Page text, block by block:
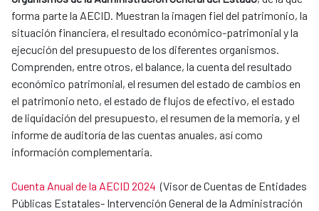
forma parte la AECID. Muestran la imagen fiel del patrimonio, la
situación financiera, el resultado económico-patrimonial y la
ejecución del presupuesto de los diferentes organismos.
Comprenden, entre otros, el balance, la cuenta del resultado
económico patrimonial, el resumen del estado de cambios en
el patrimonio neto, el estado de flujos de efectivo, el estado
de liquidación del presupuesto, el resumen de la memoria, y el
informe de auditoría de las cuentas anuales, así como
información complementaria.
Cuenta Anual de la AECID 2024 (Visor de Cuentas de Entidades
Públicas Estatales- Intervención General de la Administración